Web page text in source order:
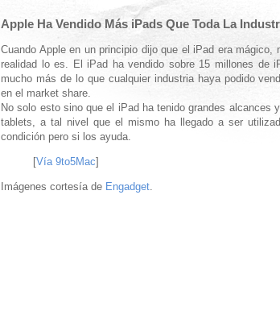
Apple Ha Vendido Más iPads Que Toda La
Cuando Apple en un principio dijo que el iPad era
realidad lo es. El iPad ha vendido sobre 15 millones de
mucho más de lo que cualquier industria haya podido
en el market share.
No solo esto sino que el iPad ha tenido grandes alcances
tablets, a tal nivel que el mismo ha llegado a ser
condición pero si los ayuda.
[Vía 9to5Mac]
Imágenes cortesía de Engadget.